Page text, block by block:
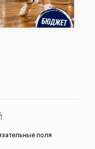
поля